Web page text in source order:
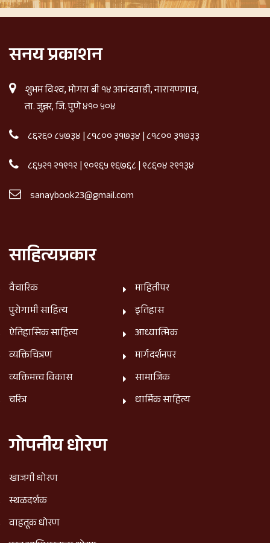
सनय प्रकाशन
शुभम विश्व, मोगरा बी १४ आनंदवाडी, नारायणगाव,
ता. जुन्नर, जि. पुणे ४१० ५०४
८६२६० ८५७३४|८१८०० ३१७३४|८१८०० ३१७३३
८६५२१ २१९१२|९०९६५ ९६७६८|९८६०४ २९१३४
sanaybook23@gmail.com
साहित्यप्रकार
वैचारिक
पुरोगामी साहित्य
ऐतिहासिक साहित्य
व्यक्तिचित्रण
व्यक्तिमत्त्व विकास
चरित्र
माहितीपर
इतिहास
आध्यात्मिक
मार्गदर्शनपर
सामाजिक
धार्मिक साहित्य
गोपनीय धोरण
खाजगी धोरण
स्थळदर्शक
वाहतूक धोरण